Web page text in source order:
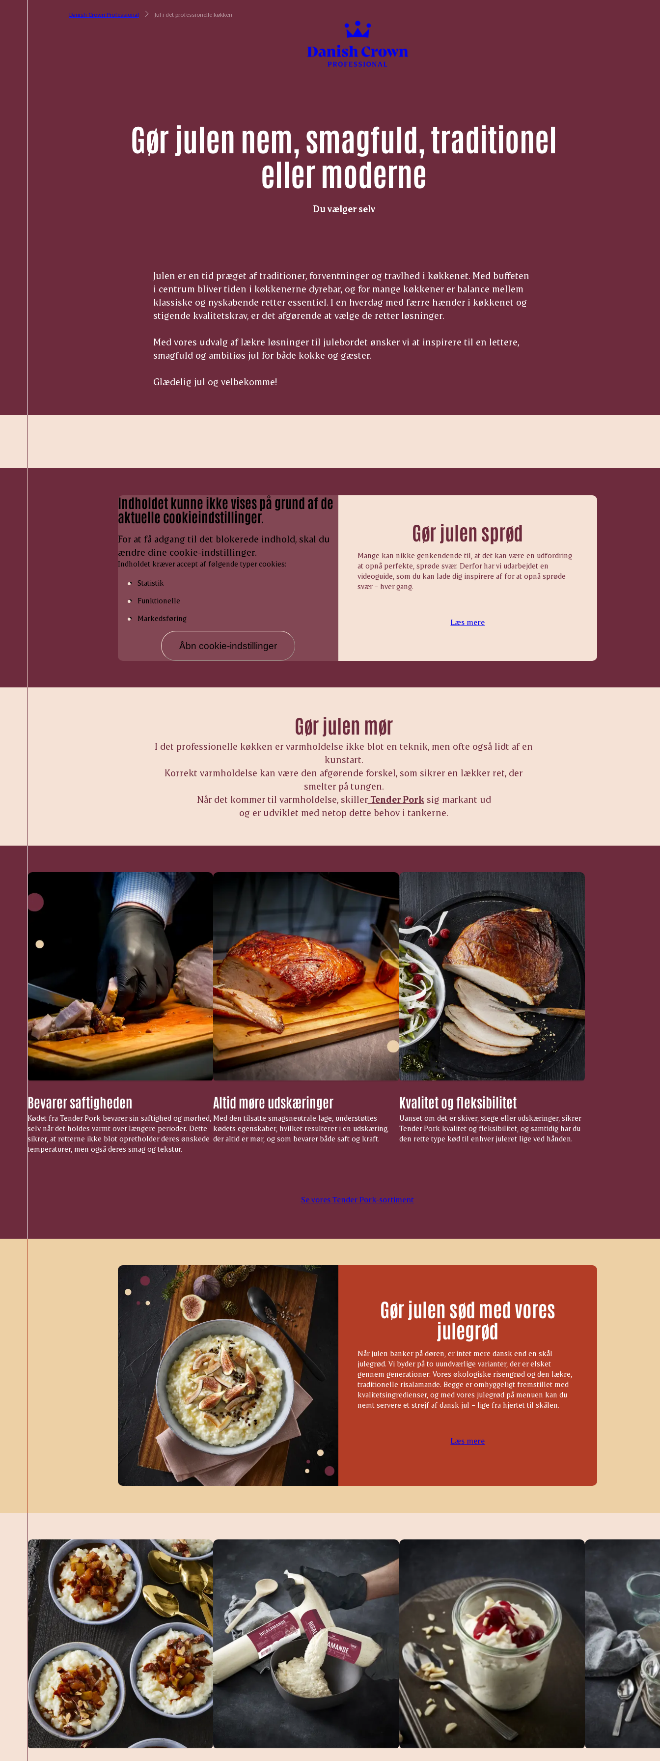
Danish Crown Professional Jul i det professionelle køkken
Gør julen nem, smagfuld, traditionel
eller moderne
Du vælger selv
Julen er en tid præget af traditioner, forventninger og travlhed i køkkenet. Med buffeten
i centrum bliver tiden i køkkenerne dyrebar, og for mange køkkener er balance mellem
klassiske og nyskabende retter essentiel. I en hverdag med færre hænder i køkkenet og
stigende kvalitetskrav, er det afgørende at vælge de retter løsninger.
Med vores udvalg af lækre løsninger til julebordet ønsker vi at inspirere til en lettere,
smagfuld og ambitiøs jul for både kokke og gæster.
Glædelig jul og velbekomme!
Indholdet kunne ikke vises på grund af de
aktuelle cookieindstillinger.
For at få adgang til det blokerede indhold, skal du
ændre dine cookie-indstillinger.
Indholdet kræver accept af følgende typer cookies:
Statistik
Funktionelle
Markedsføring
Åbn cookie-indstillinger
Gør julen sprød
Mange kan nikke genkendende til, at det kan være en udfordring
at opnå perfekte, sprøde svær. Derfor har vi udarbejdet en
videoguide, som du kan lade dig inspirere af for at opnå sprøde
svær – hver gang.
Læs mere
Gør julen mør
I det professionelle køkken er varmholdelse ikke blot en teknik, men ofte også lidt af en
kunstart.
Korrekt varmholdelse kan være den afgørende forskel, som sikrer en lækker ret, der
smelter på tungen.
Når det kommer til varmholdelse, skiller Tender Pork sig markant ud
og er udviklet med netop dette behov i tankerne.
Bevarer saftigheden
Kødet fra Tender Pork bevarer sin saftighed og mørhed,
selv når det holdes varmt over længere perioder. Dette
sikrer, at retterne ikke blot opretholder deres ønskede
temperaturer, men også deres smag og tekstur.
Altid møre udskæringer
Med den tilsatte smagsneutrale lage, understøttes
kødets egenskaber, hvilket resulterer i en udskæring,
der altid er mør, og som bevarer både saft og kraft.
Kvalitet og fleksibilitet
Uanset om det er skiver, stege eller udskæringer, sikrer
Tender Pork kvalitet og fleksibilitet, og samtidig har du
den rette type kød til enhver juleret lige ved hånden.
Se vores Tender Pork-sortiment
Gør julen sød med vores
julegrød
Når julen banker på døren, er intet mere dansk end en skål
julegrød. Vi byder på to uundværlige varianter, der er elsket
gennem generationer: Vores økologiske risengrød og den lækre,
traditionelle risalamande. Begge er omhyggeligt fremstillet med
kvalitetsingredienser, og med vores julegrød på menuen kan du
nemt servere et strejf af dansk jul – lige fra hjertet til skålen.
Læs mere